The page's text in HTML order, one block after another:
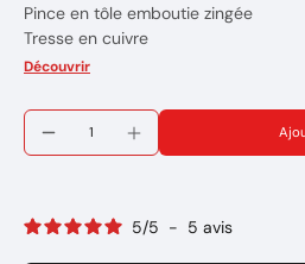
Pince en tôle emboutie zingée
Tresse en cuivre
Contact par plaque de laiton
Fixation par cosse M8
Longueur totale : 200 mm
Epaisseur : 23 mm
Marque : GYS
Réference: 043213
Découvrir
5/5 - 5 avis